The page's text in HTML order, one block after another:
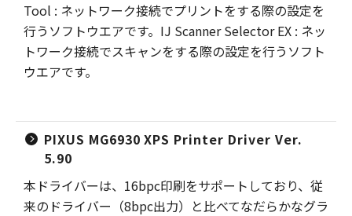
Tool : ネットワーク接続でプリントをする際の設定を
行うソフトウエアです。IJ Scanner Selector EX : ネッ
トワーク接続でスキャンをする際の設定を行うソフト
ウエアです。
PIXUS MG6930 XPS Printer Driver Ver.
5.90
本ドライバーは、16bpc印刷をサポートしており、従
来のドライバー（8bpc出力）と比べてなだらかなグラ